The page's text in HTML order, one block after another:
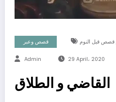
قصص وعبر قصص قبل النوم
Admin 29 April، 2020
القاضي و الطلاق